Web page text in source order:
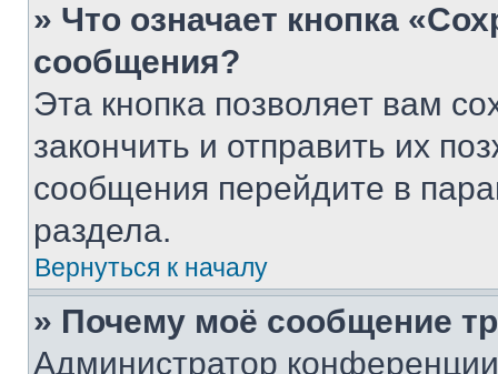
» Что означает кнопка
сообщения?
Эта кнопка позволяет вам
закончить и отправить их
сообщения перейдите в
раздела.
Вернуться к началу
» Почему моё сообщение
Администратор